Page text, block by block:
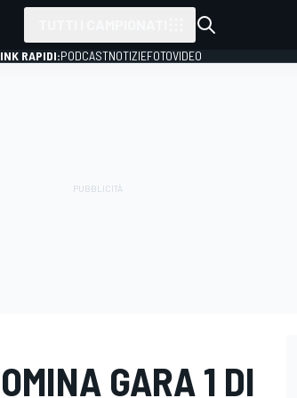
RAPIDI:PODCASTNOTIZIEFOTOVIDEO
GARA 1 DI